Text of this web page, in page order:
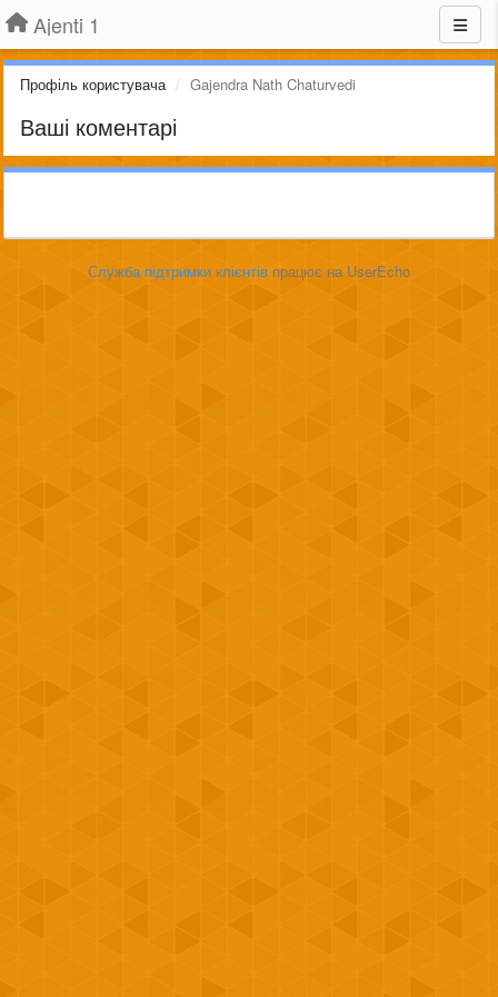
Ajenti 1
Профіль користувача Gajendra Nath Chaturvedi
Ваші коментарі
Служба підтримки клієнтів працює на UserEcho